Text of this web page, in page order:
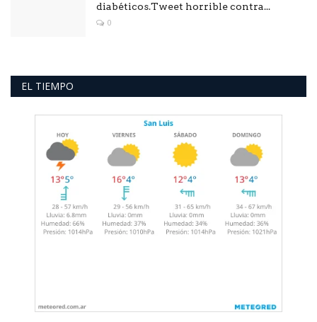
diabéticos.Tweet horrible contra...
0
EL TIEMPO